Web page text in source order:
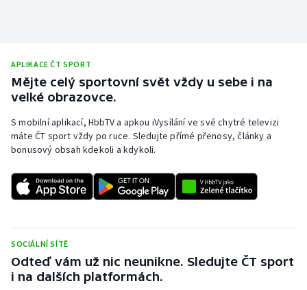
Plážový volejbal
Ragby
Rychlobruslení
Rychlostní kanoistika
Sportovní střelba
Stolní tenis
APLIKACE ČT SPORT
Mějte celý sportovní svět vždy u sebe i na
velké obrazovce.
S mobilní aplikací, HbbTV a apkou iVysílání ve své chytré televizi
máte ČT sport vždy po ruce. Sledujte přímé přenosy, články a
bonusový obsah kdekoli a kdykoli.
SOCIÁLNÍ SÍTĚ
Odteď vám už nic neunikne. Sledujte ČT sport
i na dalších platformách.